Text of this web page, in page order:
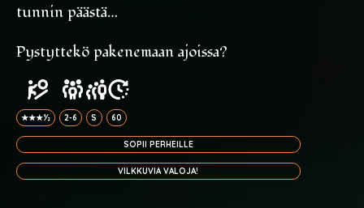
tunnin päästä…
Pystyttekö pakenemaan ajoissa?
★★★½ 2-6 S 60
SOPII PERHEILLE
VILKKUVIA VALOJA!